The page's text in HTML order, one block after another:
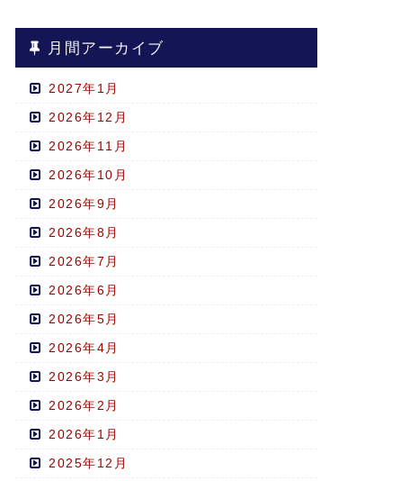
月間アーカイブ
2027年1月
2026年12月
2026年11月
2026年10月
2026年9月
2026年8月
2026年7月
2026年6月
2026年5月
2026年4月
2026年3月
2026年2月
2026年1月
2025年12月